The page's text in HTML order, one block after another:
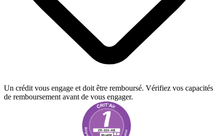
Un crédit vous engage et doit être remboursé. Vérifiez vos capacités
de remboursement avant de vous engager.